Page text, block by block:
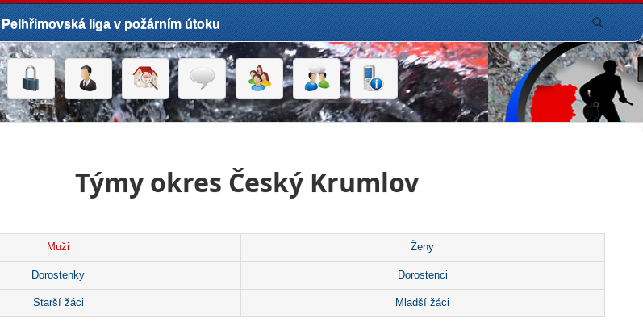
Pelhřimovská liga v požárním útoku
Týmy okres Český Krumlov
Muži Ženy
Dorostenky Dorostenci
Starší žáci Mladší žáci